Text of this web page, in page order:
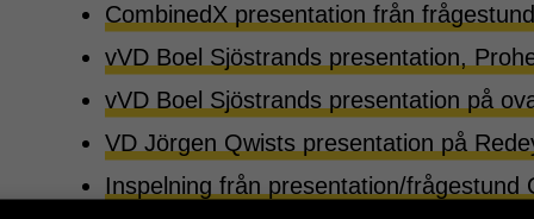
CombinedX presentation från
vVD Boel Sjöstrands presentation,
vVD Boel Sjöstrands presentation på
VD Jörgen Qwists presentation på
Inspelning från presentation/frågestund